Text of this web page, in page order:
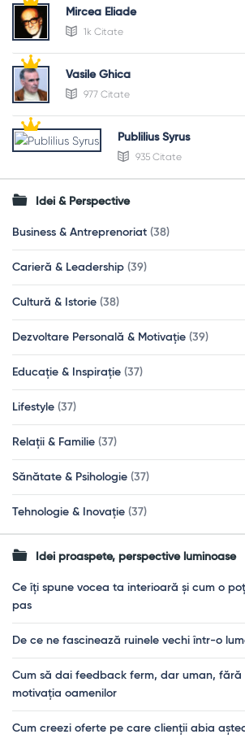
Mircea Eliade
1k Citate
Vasile Ghica
977 Citate
Publilius Syrus
935 Citate
Idei & Perspective
Business & Antreprenoriat (38)
Carieră & Leadership (39)
Cultură & Istorie (38)
Dezvoltare Personală & Motivație (39)
Educație & Inspirație (37)
Lifestyle (37)
Relații & Familie (37)
Sănătate & Psihologie (37)
Tehnologie & Inovație (37)
Idei proaspete, perspective luminoase
Ce îți spune vocea ta interioară și cum o
pas
De ce ne fascinează ruinele vechi într-o
Cum să dai feedback ferm, dar uman, fără
motivația oamenilor
Cum creezi oferte pe care clienții abia